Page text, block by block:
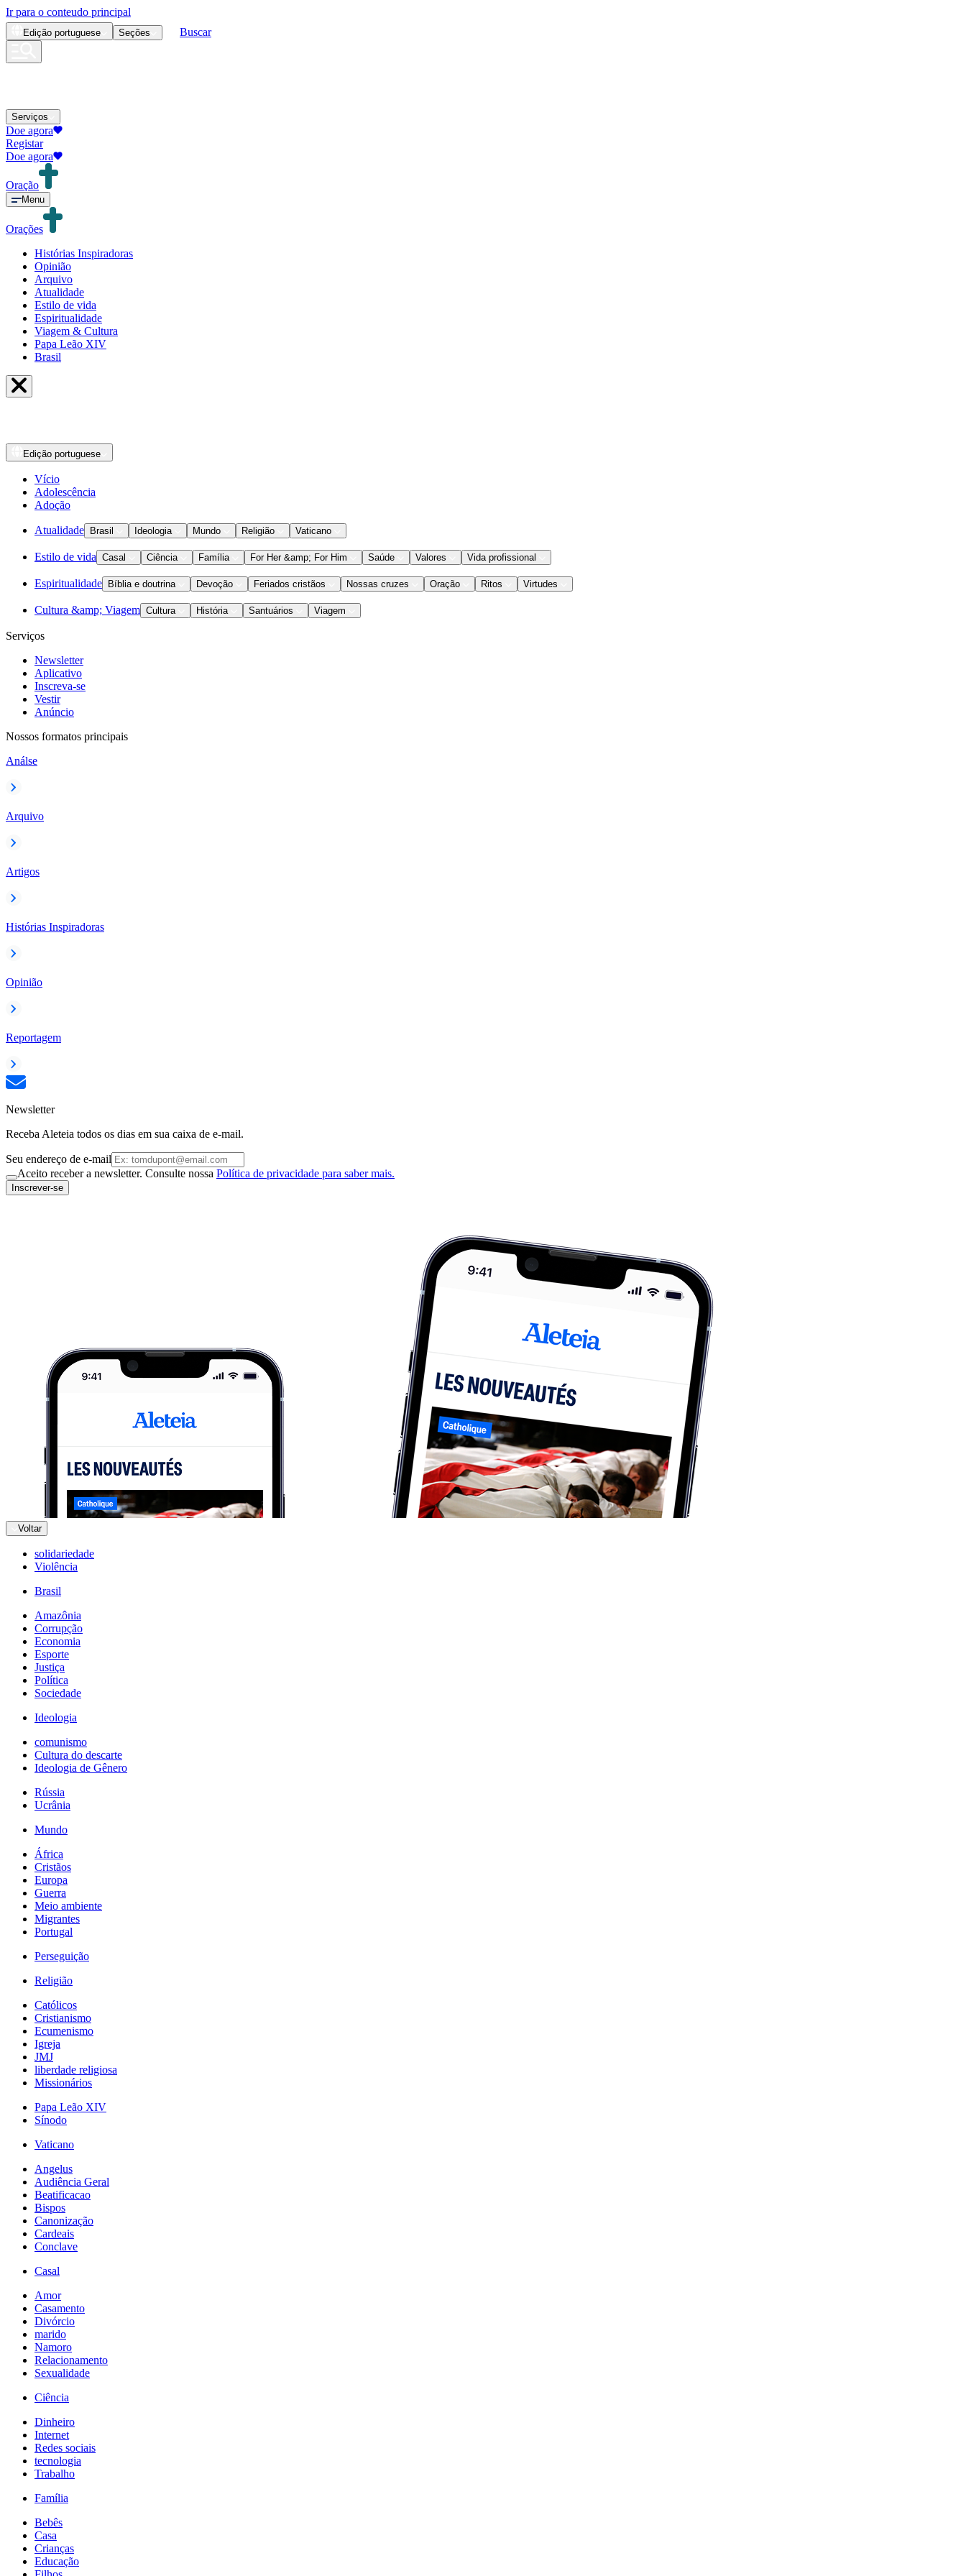
Ir para o conteudo principal
Edição portuguese Seções Buscar
Serviços
Doe agora
Registar
Doe agora
Oração
Menu
Orações
Histórias Inspiradoras
Opinião
Arquivo
Atualidade
Estilo de vida
Espiritualidade
Viagem & Cultura
Papa Leão XIV
Brasil
Edição portuguese
Vício
Adolescência
Adoção
Atualidade Brasil Ideologia Mundo Religião Vaticano
Estilo de vida Casal Ciência Família For Her &amp; For Him Saúde Valores Vida profissional
Espiritualidade Bíblia e doutrina Devoção Feriados cristãos Nossas cruzes Oração Ritos Virtudes
Cultura &amp; Viagem Cultura História Santuários Viagem
Serviços
Newsletter
Aplicativo
Inscreva-se
Vestir
Anúncio
Nossos formatos principais
Análse
Arquivo
Artigos
Histórias Inspiradoras
Opinião
Reportagem
Newsletter
Receba Aleteia todos os dias em sua caixa de e-mail.
Seu endereço de e-mail
Aceito receber a newsletter. Consulte nossa Política de privacidade para saber mais.
Inscrever-se
Voltar
solidariedade
Violência
Brasil
Amazônia
Corrupção
Economia
Esporte
Justiça
Política
Sociedade
Ideologia
comunismo
Cultura do descarte
Ideologia de Gênero
Rússia
Ucrânia
Mundo
África
Cristãos
Europa
Guerra
Meio ambiente
Migrantes
Portugal
Perseguição
Religião
Católicos
Cristianismo
Ecumenismo
Igreja
JMJ
liberdade religiosa
Missionários
Papa Leão XIV
Sínodo
Vaticano
Angelus
Audiência Geral
Beatificacao
Bispos
Canonização
Cardeais
Conclave
Casal
Amor
Casamento
Divórcio
marido
Namoro
Relacionamento
Sexualidade
Ciência
Dinheiro
Internet
Redes sociais
tecnologia
Trabalho
Família
Bebês
Casa
Crianças
Educação